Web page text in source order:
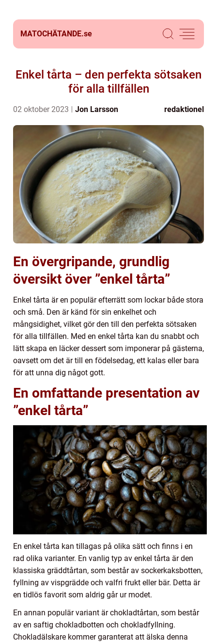
MATOCHÄTANDE.se
Enkel tårta – den perfekta sötsaken
för alla tillfällen
02 oktober 2023 Jon Larsson redaktionel
En övergripande, grundlig
översikt över ”enkel tårta”
Enkel tårta är en populär efterrätt som lockar både stora
och små. Den är känd för sin enkelhet och
mångsidighet, vilket gör den till den perfekta sötsaken
för alla tillfällen. Med en enkel tårta kan du snabbt och
lätt skapa en läcker dessert som imponerar på gästerna,
oavsett om det är till en födelsedag, ett kalas eller bara
för att unna dig något gott.
En omfattande presentation av
”enkel tårta”
En enkel tårta kan tillagas på olika sätt och finns i en
rad olika varianter. En vanlig typ av enkel tårta är den
klassiska gräddtårtan, som består av sockerkaksbotten,
fyllning av vispgrädde och valfri frukt eller bär. Detta är
en tidlös favorit som aldrig går ur modet.
En annan populär variant är chokladtårtan, som består
av en saftig chokladbotten och chokladfyllning.
Chokladälskare kommer garanterat att älska denna